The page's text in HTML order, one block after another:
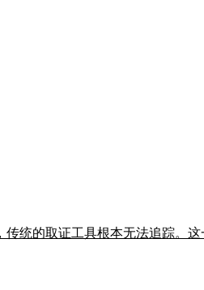
统的取证工具根本无法追踪。